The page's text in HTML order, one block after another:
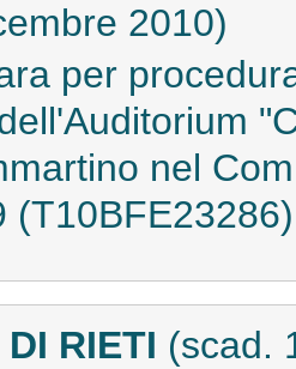
2010)
per
nel
(T10BFE23286)
RIETI (scad.